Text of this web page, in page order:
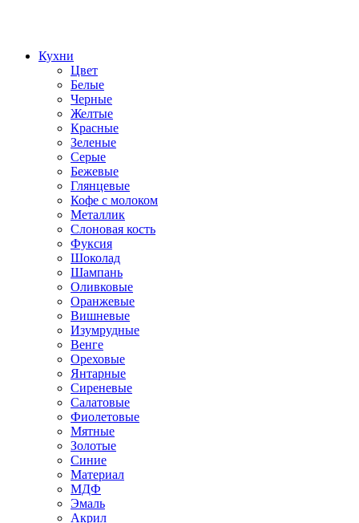
Кухни
Цвет
Белые
Черные
Желтые
Красные
Зеленые
Серые
Бежевые
Глянцевые
Кофе с молоком
Металлик
Слоновая кость
Фуксия
Шоколад
Шампань
Оливковые
Оранжевые
Вишневые
Изумрудные
Венге
Ореховые
Янтарные
Сиреневые
Салатовые
Фиолетовые
Мятные
Золотые
Синие
Материал
МДФ
Эмаль
Акрил